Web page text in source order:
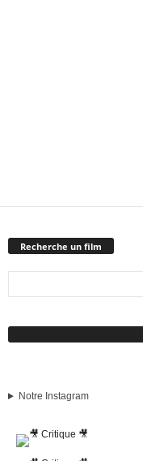
Recherche un film
Notre Instagram